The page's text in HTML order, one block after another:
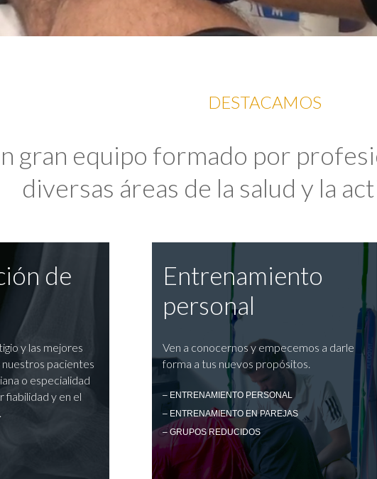
DESTACAMOS
gran equipo formado por
diversas áreas de la salud y la
de
y las mejores
pacientes
o especialidad
fiabilidad y en el
Entrenamiento
personal
Ven a conocernos y empecemos a darle
forma a tus nuevos propósitos.
– ENTRENAMIENTO PERSONAL
– ENTRENAMIENTO EN PAREJAS
– GRUPOS REDUCIDOS